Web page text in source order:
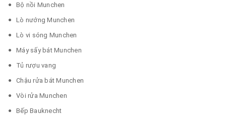
Bộ nồi Munchen
Lò nướng Munchen
Lò vi sóng Munchen
Máy sấy bát Munchen
Tủ rượu vang
Chậu rửa bát Munchen
Vòi rửa Munchen
Bếp Bauknecht